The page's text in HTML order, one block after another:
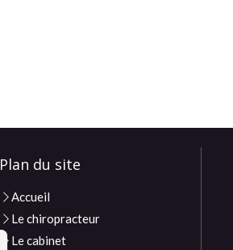
Plan du site
Accueil
Le chiropracteur
Le cabinet